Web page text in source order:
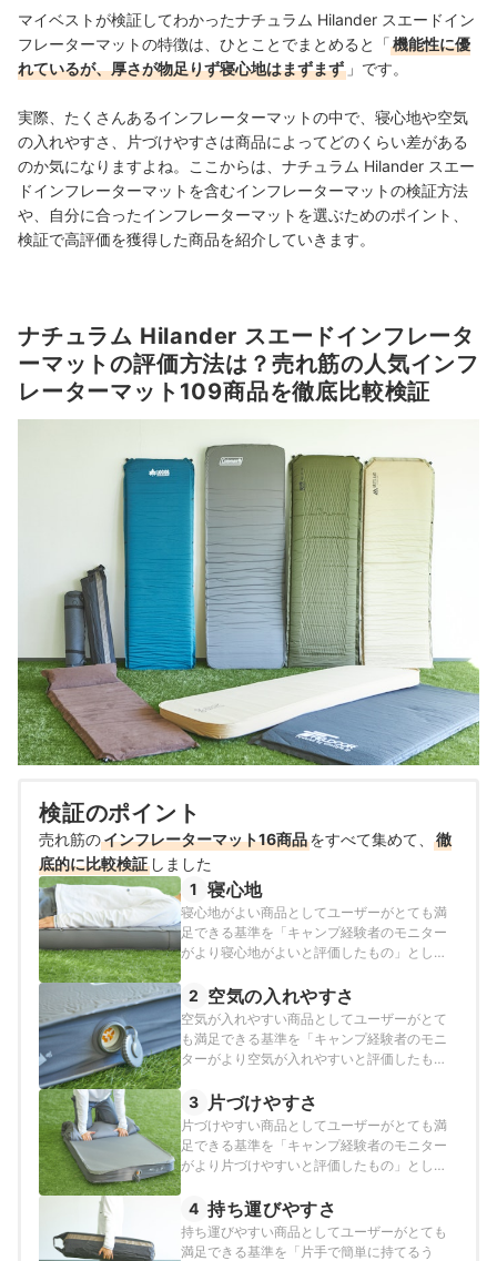
マイベストが検証してわかったナチュラム Hilander スエードイン
フレーターマットの特徴は、ひとことでまとめると「機能性に優
れているが、厚さが物足りず寝心地はまずまず 」です。
実際、たくさんあるインフレーターマットの中で、寝心地や空気
の入れやすさ、片づけやすさは商品によってどのくらい差がある
のか気になりますよね。ここからは、ナチュラム Hilander スエー
ドインフレーターマットを含むインフレーターマットの検証方法
や、自分に合ったインフレーターマットを選ぶためのポイント、
検証で高評価を獲得した商品を紹介していきます。
ナチュラム Hilander スエードインフレータ
ーマットの評価方法は？売れ筋の人気インフ
レーターマット109商品を徹底比較検証
検証のポイント
売れ筋のインフレーターマット16商品をすべて集めて、
徹
底的に比較検証 しました
1 寝心地
寝心地がよい商品としてユーザーがとても満
足できる基準を「キャンプ経験者のモニター
がより寝心地がよいと評価したもの」とし、
2 空気の入れやすさ
空気が入れやすい商品としてユーザーがとて
も満足できる基準を「キャンプ経験者のモニ
ターがより空気が入れやすいと評価したも
ました。
3 片づけやすさ
片づけやすい商品としてユーザーがとても満
足できる基準を「キャンプ経験者のモニター
がより片づけやすいと評価したもの」とし、
4 持ち運びやすさ
持ち運びやすい商品としてユーザーがとても
満足できる基準を「片手で簡単に持てるう